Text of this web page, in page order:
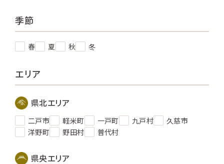
季節
春 夏 秋 冬
エリア
県北エリア
二戸市 軽米町 一戸町 九戸村
久慈市
洋野町
野田村 普代村
県央エリア